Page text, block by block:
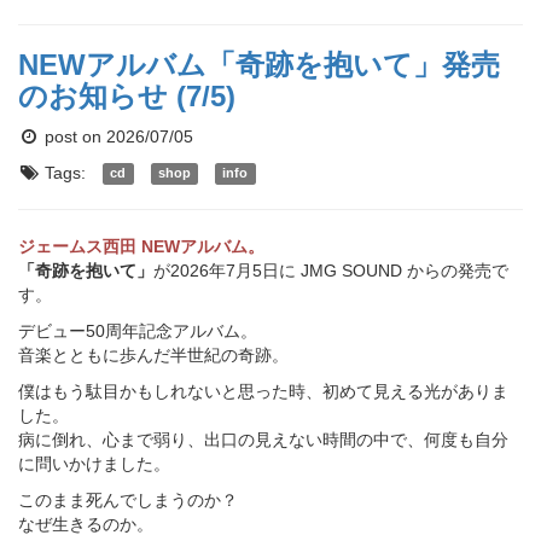
NEWアルバム「奇跡を抱いて」発売
のお知らせ (7/5)
post on 2026/07/05
Tags:
cd shop info
ジェームス西田 NEWアルバム。
「奇跡を抱いて」 が2026年7月5日に JMG SOUND からの発売で
す。
デビュー50周年記念アルバム。
音楽とともに歩んだ半世紀の奇跡。
僕はもう駄目かもしれないと思った時、初めて見える光がありま
した。
病に倒れ、心まで弱り、出口の見えない時間の中で、何度も自分
に問いかけました。
このまま死んでしまうのか？
なぜ生きるのか。